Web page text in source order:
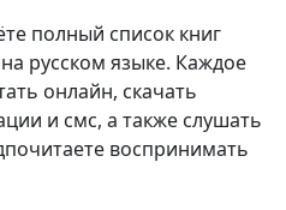
полный список книг
русском языке. Каждое
онлайн, скачать
и смс, а также слушать
воспринимать